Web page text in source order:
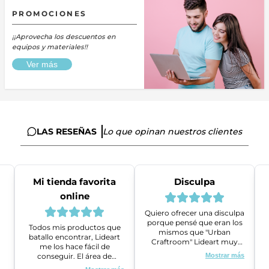
PROMOCIONES
¡¡Aprovecha los descuentos en
equipos y materiales!!
Ver más
LAS RESEÑAS Lo que opinan nuestros clientes
Mi tienda favorita
online
Todos mis productos que
batallo encontrar, Lideart
me los hace fácil de
conseguir. El área de
ventas es super amable y
Disculpa
Quiero ofrecer una disculpa
porque pensé que eran los
mismos que "Urban
Craftroom" Lideart muy
amables me ayudaron a
gestionar un problema que
Mostrar más